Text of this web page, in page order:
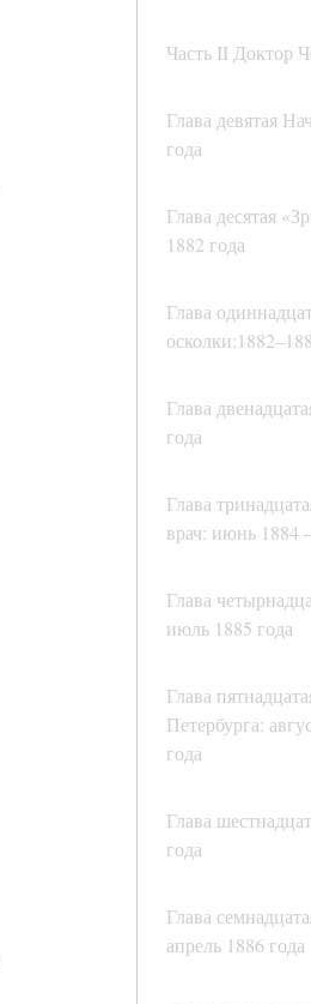
Часть II Доктор
Глава девятая
года
Глава десятая
1882 года
Глава
Глава
года
Глава
врач: июнь 1884
Глава
июль 1885 года
Глава
Петербурга:
года
Глава
года
Глава
апрель 1886 года